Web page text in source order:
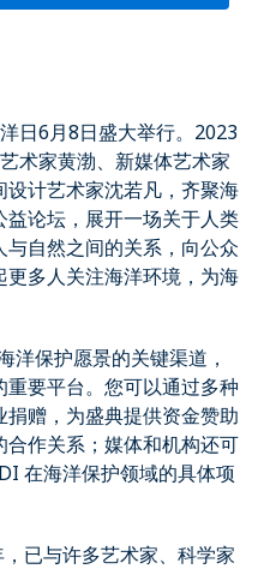
日6月8日盛大举行。2023
术家黄渤、新媒体艺术家
计艺术家沈若凡，齐聚海
论坛，展开一场关于人类
自然之间的关系，向公众
多人关注海洋环境，为海
洋保护愿景的关键渠道，
要平台。您可以通过多种
赠，为盛典提供资金赞助
作关系；媒体和机构还可
在海洋保护领域的具体项
已与许多艺术家、科学家